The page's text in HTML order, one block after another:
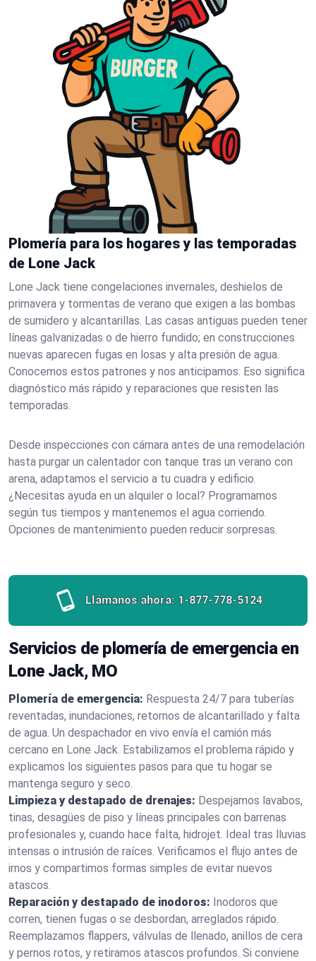
Plomería para los hogares y las temporadas
de Lone Jack
Lone Jack tiene congelaciones invernales, deshielos de
primavera y tormentas de verano que exigen a las bombas
de sumidero y alcantarillas. Las casas antiguas pueden tener
líneas galvanizadas o de hierro fundido; en construcciones
nuevas aparecen fugas en losas y alta presión de agua.
Conocemos estos patrones y nos anticipamos. Eso significa
diagnóstico más rápido y reparaciones que resisten las
temporadas.
Desde inspecciones con cámara antes de una remodelación
hasta purgar un calentador con tanque tras un verano con
arena, adaptamos el servicio a tu cuadra y edificio.
¿Necesitas ayuda en un alquiler o local? Programamos
según tus tiempos y mantenemos el agua corriendo.
Opciones de mantenimiento pueden reducir sorpresas.
Llámanos ahora: 1-877-778-5124
Servicios de plomería de emergencia en
Lone Jack, MO
Plomería de emergencia: Respuesta 24/7 para tuberías
reventadas, inundaciones, retornos de alcantarillado y falta
de agua. Un despachador en vivo envía el camión más
cercano en Lone Jack. Estabilizamos el problema rápido y
explicamos los siguientes pasos para que tu hogar se
mantenga seguro y seco.
Limpieza y destapado de drenajes: Despejamos lavabos,
tinas, desagües de piso y líneas principales con barrenas
profesionales y, cuando hace falta, hidrojet. Ideal tras lluvias
intensas o intrusión de raíces. Verificamos el flujo antes de
irnos y compartimos formas simples de evitar nuevos
atascos.
Reparación y destapado de inodoros: Inodoros que
corren, tienen fugas o se desbordan, arreglados rápido.
Reemplazamos flappers, válvulas de llenado, anillos de cera
y pernos rotos, y retiramos atascos profundos. Si conviene